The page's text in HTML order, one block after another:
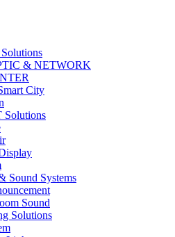
& NETWORK​
City
Solutions
Sound Systems
Sound
Solutions